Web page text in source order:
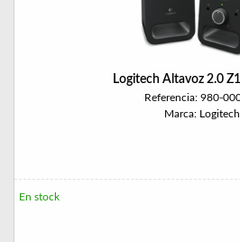
Logitech Altavoz 2.0
Referencia: 980-
Marca: Logitech
En stock